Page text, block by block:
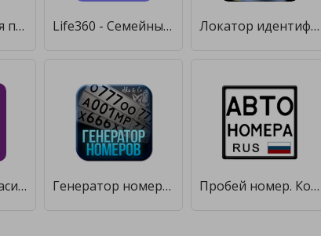
Локатор: Семья под присмотром [Полная версия] Life360 - Семейный локатор, GPS трекер [Без рекламы] Локатор идентификатора вызывающего абонента [Unlocked]
Store! - Мир красивых номеров в твоем кармане [Полная версия] Генератор номеров [Premium] Пробей номер. Коды гос. номеров автомобилей. [Premium]